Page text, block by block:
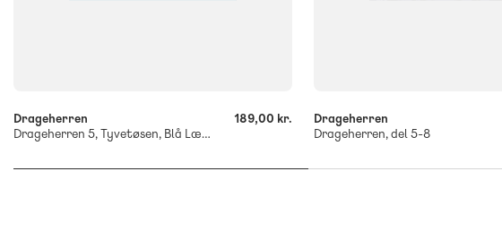
Drageherren
Drageherren 5, Tyvetøsen, Blå Læseklub
189,00 kr.
Drageherren
Drageherren, del 5-8